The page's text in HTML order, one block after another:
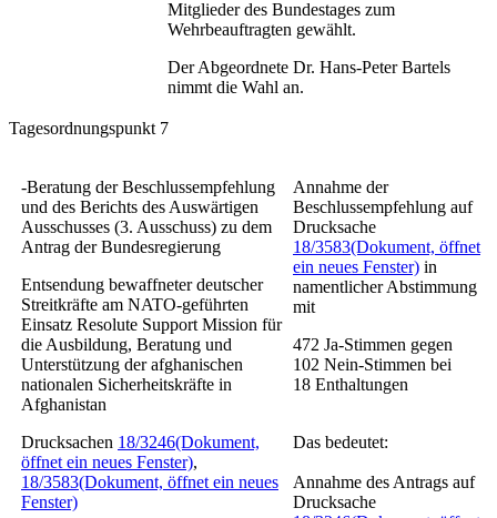
Mitglieder des Bundestages zum
Wehrbeauftragten gewählt.
Der Abgeordnete Dr. Hans-Peter Bartels
nimmt die Wahl an.
Tagesordnungspunkt 7
-Beratung der Beschlussempfehlung
und des Berichts des Auswärtigen
Ausschusses (3. Ausschuss) zu dem
Antrag der Bundesregierung
Entsendung bewaffneter deutscher
Streitkräfte am NATO-geführten
Einsatz Resolute Support Mission für
die Ausbildung, Beratung und
Unterstützung der afghanischen
nationalen Sicherheitskräfte in
Afghanistan
Drucksachen 18/3246(Dokument,
öffnet ein neues Fenster),
18/3583(Dokument, öffnet ein neues
Fenster)
Annahme der
Beschlussempfehlung auf
Drucksache
18/3583(Dokument, öffnet
ein neues Fenster) in
namentlicher Abstimmung
mit
472 Ja-Stimmen gegen
102 Nein-Stimmen bei
18 Enthaltungen
Das bedeutet:
Annahme des Antrags auf
Drucksache